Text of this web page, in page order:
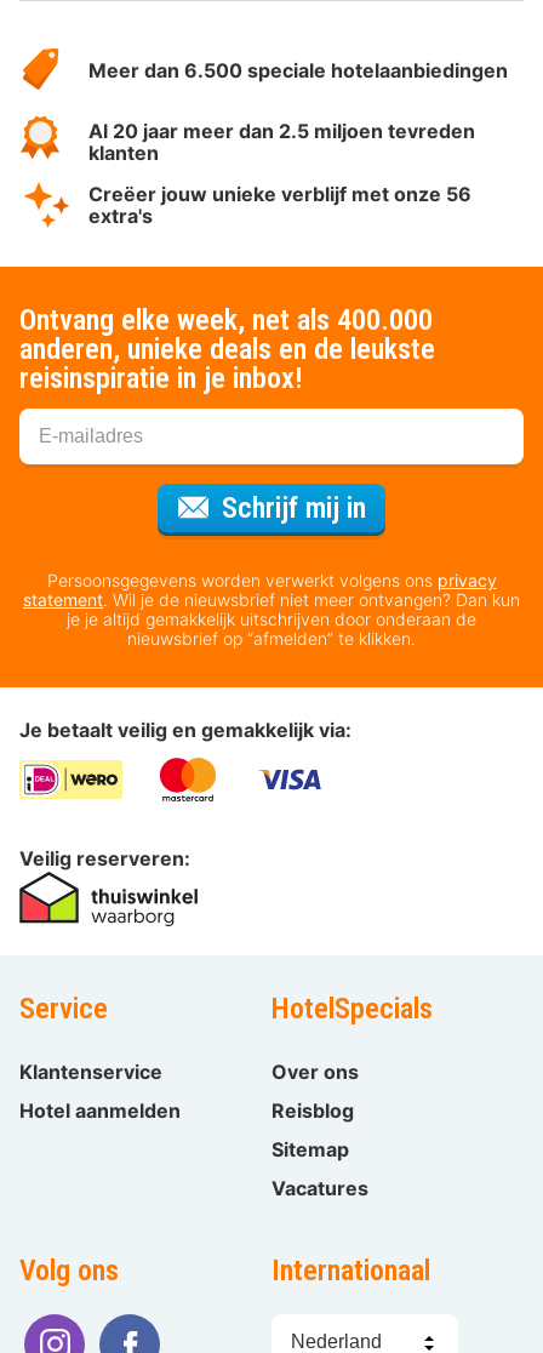
HotelSpecials
Meer dan 6.500 speciale hotelaanbiedingen
Al 20 jaar meer dan 2.5 miljoen tevreden
klanten
Creëer jouw unieke verblijf met onze 56
extra's
Ontvang elke week, net als 400.000
anderen, unieke deals en de leukste
reisinspiratie in je inbox!
Schrijf mij in
Persoonsgegevens worden verwerkt volgens ons privacy
statement. Wil je de nieuwsbrief niet meer ontvangen? Dan kun
je je altijd gemakkelijk uitschrijven door onderaan de
nieuwsbrief op “afmelden” te klikken.
Je betaalt veilig en gemakkelijk via:
Veilig reserveren:
Service
Klantenservice
Hotel aanmelden
HotelSpecials
Over ons
Reisblog
Sitemap
Vacatures
Volg ons Internationaal